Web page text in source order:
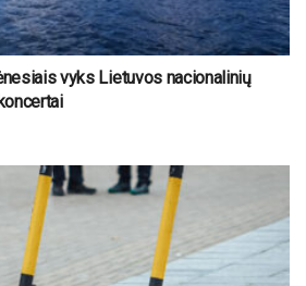
vyks Lietuvos nacionalinių